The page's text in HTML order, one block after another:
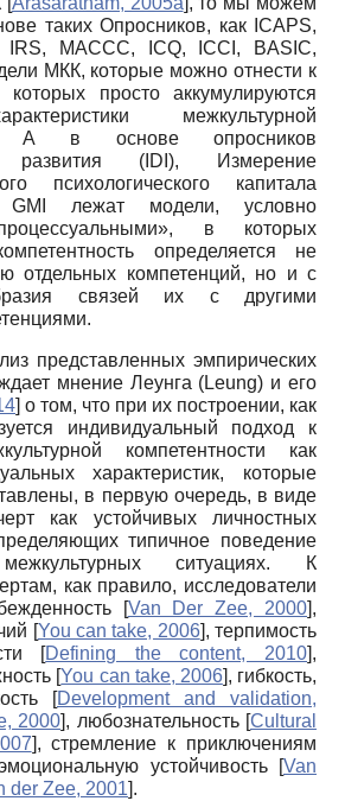
таких Опросников, как ICAPS,
IRS, MACCC, ICQ, ICCI, BASIC,
МКК, которые можно отнести к
просто аккумулируются
межкультурной
А в основе опросников
развития (IDI), Измерение
психологического капитала
GMI лежат модели, условно
в которых
определяется не
отдельных компетен­ций, но и с
связей их с другими
представленных эмпирических
мнение Леунга (Leung) и его
] о том, что при их построении, как
индивидуальный подход к
компетентности как
характеристик, которые
в первую очередь, в виде
как устойчивых личностных
типичное поведение
ситуациях. К
как правило, исследователи
[Van Der Zee, 2000],
[You can take, 2006], терпимость
[Defining the content, 2010],
[You can take, 2006], гибкость,
[Development and validation,
2000], любознательность [Cultural
], стремление к приключениям
устойчивость [Van
der Zee, 2001].